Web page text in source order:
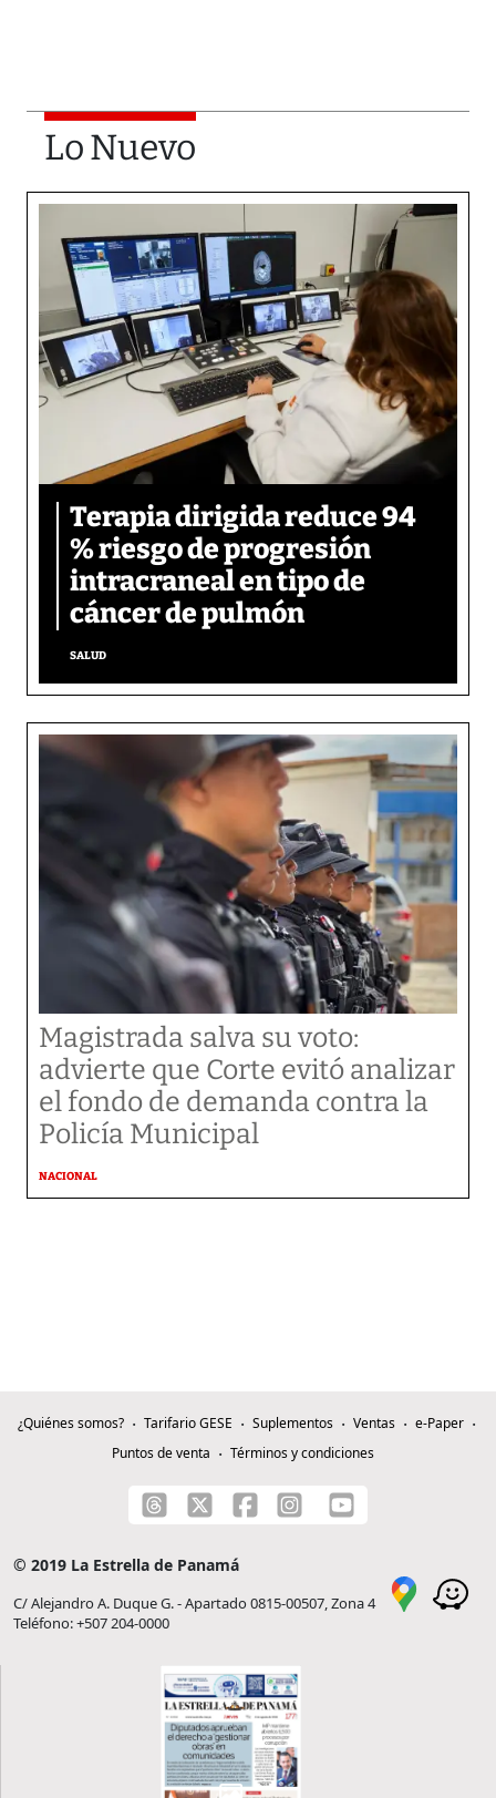
Lo Nuevo
Terapia dirigida reduce 94
% riesgo de progresión
intracraneal en tipo de
cáncer de pulmón
SALUD
Magistrada salva su voto:
advierte que Corte evitó analizar
el fondo de demanda contra la
Policía Municipal
NACIONAL
¿Quiénes somos? Tarifario GESE Suplementos Ventas
e-Paper
Puntos de venta
Términos y condiciones
© 2019 La Estrella de Panamá
C/ Alejandro A. Duque G. - Apartado 0815-00507, Zona 4
Teléfono: +507 204-0000